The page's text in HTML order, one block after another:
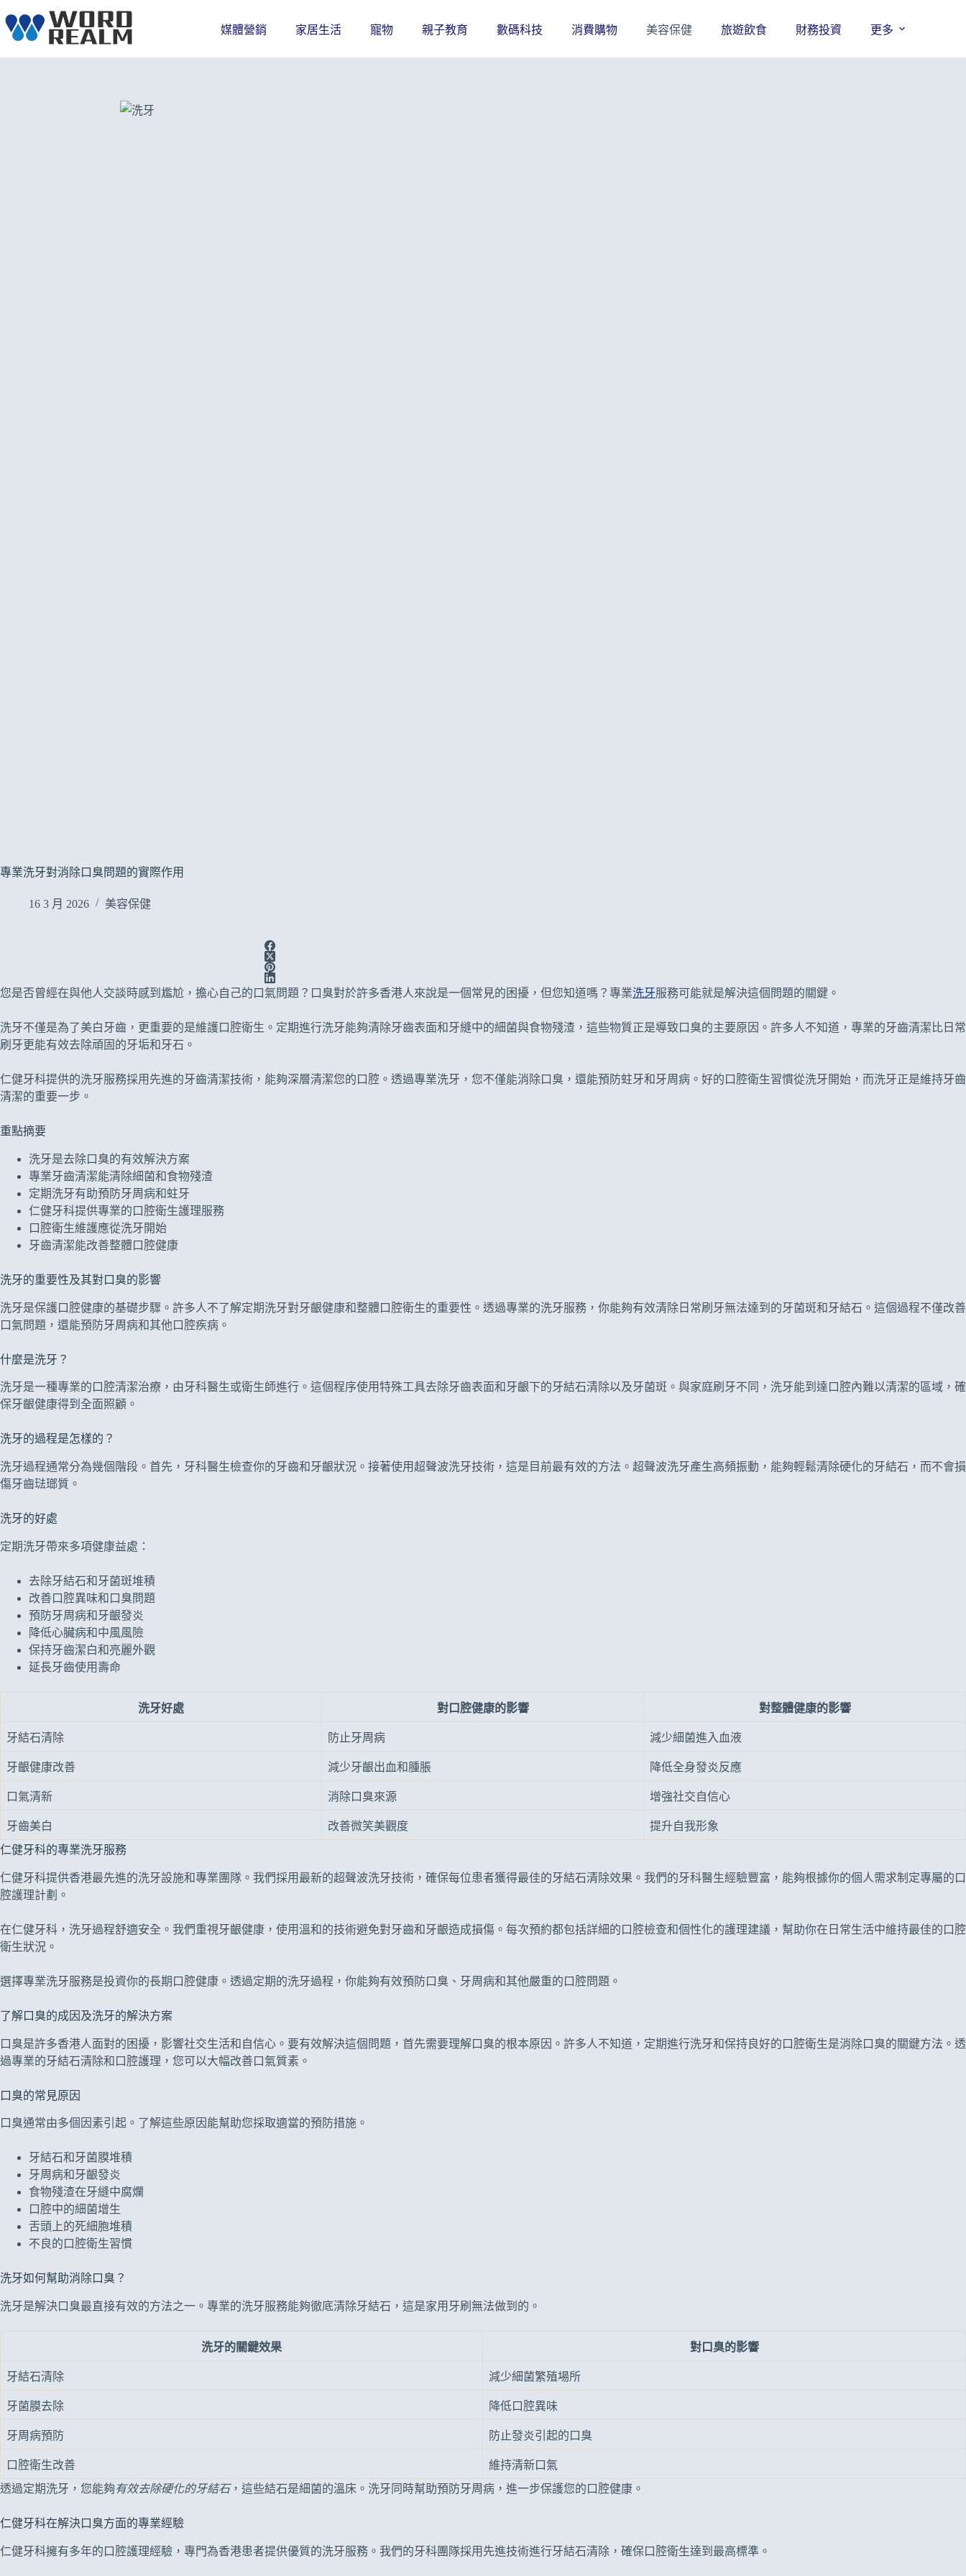
至
要
媒體營銷 家居生活 寵物 親子教育 數碼科技 消費購物 美容保健 旅遊飲食 財務投資 更多
專業洗牙對消除口臭問題的實際作用
16 3 月 2026 美容保健
您是否曾經在與他人交談時感到尷尬，擔心自己的口氣問題？口臭對於許多香港人來說是一個常見的困擾，但您知道嗎？專業洗牙服務可能就是解決這個問題的關鍵。
洗牙不僅是為了美白牙齒，更重要的是維護口腔衛生。定期進行洗牙能夠清除牙齒表面和牙縫中的細菌與食物殘渣，這些物質正是導致口臭的主要原因。許多人不知道，專業的牙齒清潔比日常
刷牙更能有效去除頑固的牙垢和牙石。
仁健牙科提供的洗牙服務採用先進的牙齒清潔技術，能夠深層清潔您的口腔。透過專業洗牙，您不僅能消除口臭，還能預防蛀牙和牙周病。好的口腔衛生習慣從洗牙開始，而洗牙正是維持牙齒
清潔的重要一步。
重點摘要
洗牙是去除口臭的有效解決方案
專業牙齒清潔能清除細菌和食物殘渣
定期洗牙有助預防牙周病和蛀牙
仁健牙科提供專業的口腔衛生護理服務
口腔衛生維護應從洗牙開始
牙齒清潔能改善整體口腔健康
洗牙的重要性及其對口臭的影響
洗牙是保護口腔健康的基礎步驟。許多人不了解定期洗牙對牙齦健康和整體口腔衛生的重要性。透過專業的洗牙服務，你能夠有效清除日常刷牙無法達到的牙菌斑和牙結石。這個過程不僅改善
口氣問題，還能預防牙周病和其他口腔疾病。
什麼是洗牙？
洗牙是一種專業的口腔清潔治療，由牙科醫生或衛生師進行。這個程序使用特殊工具去除牙齒表面和牙齦下的牙結石清除以及牙菌斑。與家庭刷牙不同，洗牙能到達口腔內難以清潔的區域，確
保牙齦健康得到全面照顧。
洗牙的過程是怎樣的？
洗牙過程通常分為幾個階段。首先，牙科醫生檢查你的牙齒和牙齦狀況。接著使用超聲波洗牙技術，這是目前最有效的方法。超聲波洗牙產生高頻振動，能夠輕鬆清除硬化的牙結石，而不會損
傷牙齒琺瑯質。
洗牙的好處
定期洗牙帶來多項健康益處：
去除牙結石和牙菌斑堆積
改善口腔異味和口臭問題
預防牙周病和牙齦發炎
降低心臟病和中風風險
保持牙齒潔白和亮麗外觀
延長牙齒使用壽命
洗牙好處 對口腔健康的影響 對整體健康的影響
牙結石清除 防止牙周病 減少細菌進入血液
牙齦健康改善 減少牙齦出血和腫脹 降低全身發炎反應
口氣清新 消除口臭來源 增強社交自信心
牙齒美白 改善微笑美觀度
提升自我形象
仁健牙科的專業洗牙服務
仁健牙科提供香港最先進的洗牙設施和專業團隊。我們採用最新的超聲波洗牙技術，確保每位患者獲得最佳的牙結石清除效果。我們的牙科醫生經驗豐富，能夠根據你的個人需求制定專屬的口
腔護理計劃。
在仁健牙科，洗牙過程舒適安全。我們重視牙齦健康，使用溫和的技術避免對牙齒和牙齦造成損傷。每次預約都包括詳細的口腔檢查和個性化的護理建議，幫助你在日常生活中維持最佳的口腔
衛生狀況。
選擇專業洗牙服務是投資你的長期口腔健康。透過定期的洗牙過程，你能夠有效預防口臭、牙周病和其他嚴重的口腔問題。
了解口臭的成因及洗牙的解決方案
口臭是許多香港人面對的困擾，影響社交生活和自信心。要有效解決這個問題，首先需要理解口臭的根本原因。許多人不知道，定期進行洗牙和保持良好的口腔衛生是消除口臭的關鍵方法。透
過專業的牙結石清除和口腔護理，您可以大幅改善口氣質素。
口臭的常見原因
口臭通常由多個因素引起。了解這些原因能幫助您採取適當的預防措施。
牙結石和牙菌膜堆積
牙周病和牙齦發炎
食物殘渣在牙縫中腐爛
口腔中的細菌增生
舌頭上的死細胞堆積
不良的口腔衛生習慣
洗牙如何幫助消除口臭？
洗牙是解決口臭最直接有效的方法之一。專業的洗牙服務能夠徹底清除牙結石，這是家用牙刷無法做到的。
洗牙的關鍵效果 對口臭的影響
牙結石清除 減少細菌繁殖場所
牙菌膜去除 降低口腔異味
牙周病預防 防止發炎引起的口臭
口腔衛生改善
維持清新口氣
透過定期洗牙，您能夠有效去除硬化的牙結石，這些結石是細菌的溫床。洗牙同時幫助預防牙周病，進一步保護您的口腔健康。
仁健牙科在解決口臭方面的專業經驗
仁健牙科擁有多年的口腔護理經驗，專門為香港患者提供優質的洗牙服務。我們的牙科團隊採用先進技術進行牙結石清除，確保口腔衛生達到最高標準。